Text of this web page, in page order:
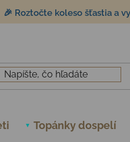
🎉 Roztočte koleso šťastia a
Topánky dospelí